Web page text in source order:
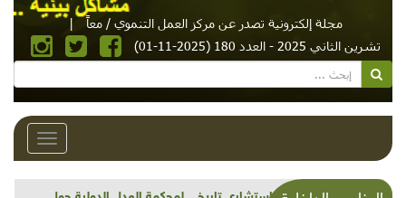
مجلة إلكترونية تصدر عن مركز العمل التنموي / معاً
|
تشرين الثاني 2025 - العدد 180 (2025-11-01)
Toggle